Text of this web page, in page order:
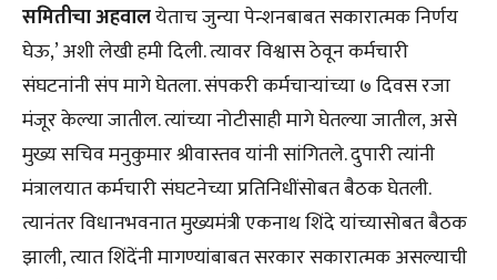
समितीचा अहवालयेताच जुन्या पेन्शनबाबत सकारात्मक निर्णय
घेऊ,’ अशी लेखी हमी दिली. त्यावर विश्वास ठेवून कर्मचारी
संघटनांनी संप मागे घेतला. संपकरी कर्मचाऱ्यांच्या ७ दिवस रजा
मंजूर केल्या जातील. त्यांच्या नोटीसाही मागे घेतल्या जातील, असे
मुख्य सचिव मनुकुमार श्रीवास्तव यांनी सांगितले. दुपारी त्यांनी
मंत्रालयात कर्मचारी संघटनेच्या प्रतिनिधींसोबत बैठक घेतली.
त्यानंतर विधानभवनात मुख्यमंत्री एकनाथ शिंदे यांच्यासोबत बैठक
झाली, त्यात शिंदेंनी मागण्यांबाबत सरकार सकारात्मक असल्याची